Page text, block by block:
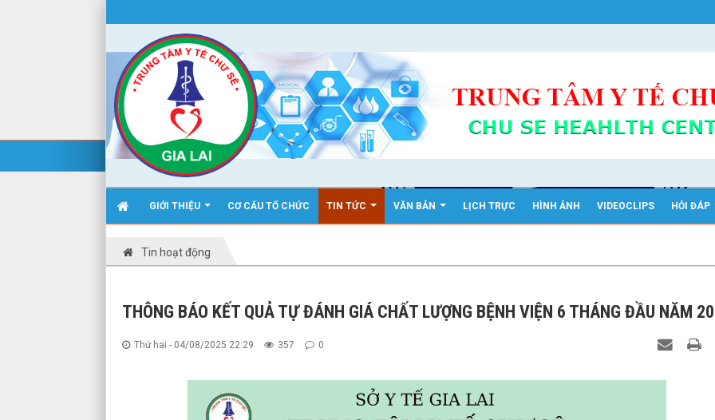
GIỚI THIỆU CƠ CẤU TỔ CHỨC TIN TỨC VĂN BẢN LỊCH TRỰC HÌNH ẢNH VIDEOCLIPS HỎI ĐÁP
Tin hoạt động
THÔNG BÁO KẾT QUẢ TỰ ĐÁNH GIÁ CHẤT LƯỢNG BỆNH VIỆN 6 THÁNG ĐẦU NĂM
Thứ hai - 04/08/2025 22:29 357 0